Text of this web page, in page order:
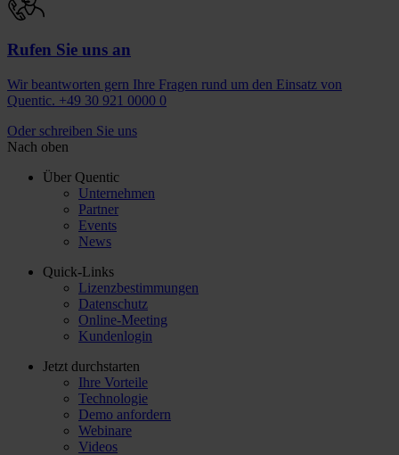
Rufen Sie uns an
Wir beantworten gern Ihre Fragen rund um den Einsatz von
Quentic. +49 30 921 0000 0
Oder schreiben Sie uns
Nach oben
Über Quentic
Unternehmen
Partner
Events
News
Quick-Links
Lizenzbestimmungen
Datenschutz
Online-Meeting
Kundenlogin
Jetzt durchstarten
Ihre Vorteile
Technologie
Demo anfordern
Webinare
Videos